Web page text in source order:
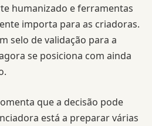
humanizado e ferramentas
importa para as criadoras.
selo de validação para a
se posiciona com ainda
que a decisão pode
está a preparar várias